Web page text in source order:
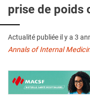
PUBLICITÉ
CONDITIONS GÉNÉRALES
CONTACT
prise de poids
Actualité publiée il y a 3
Annals of Internal